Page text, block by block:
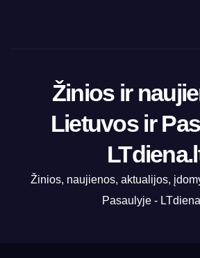
Žinios ir
Lietuvos ir
Žinios, naujienos, aktualijos,
Pasaulyje -